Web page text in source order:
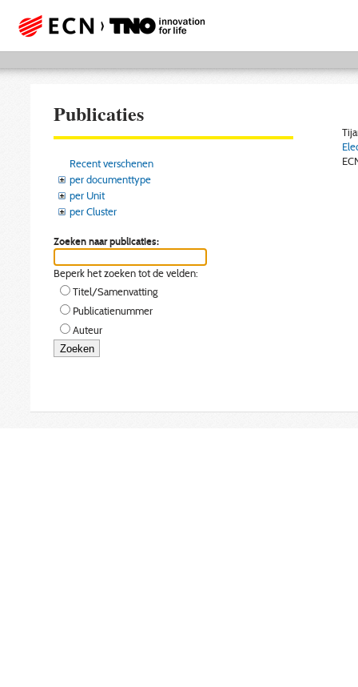
Publicaties
Recent verschenen
per documenttype
per Unit
per Cluster
Zoeken naar publicaties:
Beperk het zoeken tot de velden:
Titel/Samenvatting
Publicatienummer
Auteur